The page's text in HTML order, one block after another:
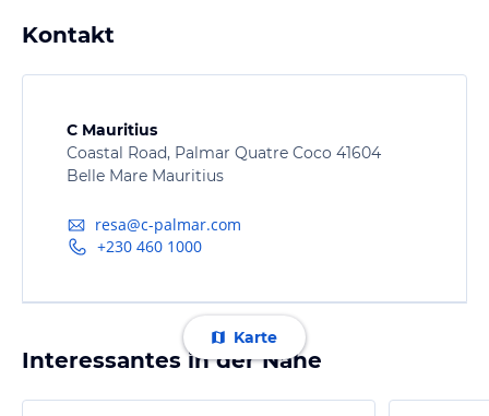
Kontakt
C Mauritius
Coastal Road, Palmar Quatre Coco 41604
Belle Mare Mauritius
resa@c-palmar.com
+230 460 1000
Karte
Interessantes in der Nähe